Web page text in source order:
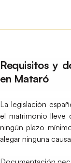
Requisitos y
en Mataró
La legislación
el matrimonio lleve
ningún plazo
alegar ninguna